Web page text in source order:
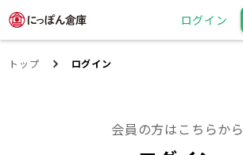
ログイン
トップ ログイン
会員の方はこちらから